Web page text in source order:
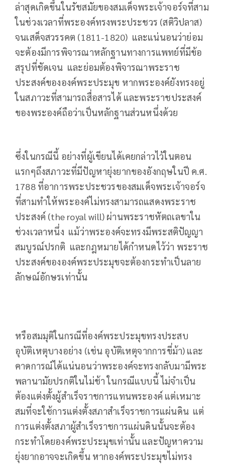
ล่าสุดเกิดขึ้นในรัชสมัยของสมเด็จพระเจ้าจอร์จที่สาม
ในช่วงเวลาที่พระองค์ทรงพระประชวร (สติวิปลาส)
จนเสด็จสวรรคต (1811-1820) และแน่นอนว่าย่อม
จะต้องมีการพิจารณาหลักฐานทางการแพทย์ที่มีข้อ
สรุปที่ชัดเจน และย่อมต้องพิจารณาพระราช
ประสงค์ขององค์พระประมุข หากพระองค์ยังทรงอยู่
ในสภาวะที่สามารถสื่อสารได้ และพระราชประสงค์
ของพระองค์ถือว่าเป็นหลักฐานส่วนหนึ่งด้วย
ซึ่งในกรณีนี้ อย่างที่ผู้เขียนได้เคยกล่าวไว้ในตอน
แรกๆถึงสภาวะที่มีปัญหายุ่งยากของอังกฤษในปี ค.ศ.
1788 ที่อาการพระประชวรของสมเด็จพระเจ้าจอร์จ
ที่สามทำให้พระองค์ไม่ทรงสามารถแสดงพระราช
ประสงค์ (the royal will) ผ่านพระราชหัตถเลขาใน
ช่วงเวลาหนึ่ง แม้ว่าพระองค์จะทรงมีพระสติปัญญา
สมบูรณ์ปรกติ และกฎหมายได้กำหนดไว้ว่า พระราช
ประสงค์ขององค์พระประมุขจะต้องกระทำเป็นลาย
ลักษณ์อักษรเท่านั้น
หรือสมมุติในกรณีที่องค์พระประมุขทรงประสบ
อุบัติเหตุบางอย่าง (เช่น อุบัติเหตุจากการขี่ม้า) และ
คาดการณ์ได้แน่นอนว่าพระองค์จะทรงกลับมามีพระ
พลานามัยปรกติในไม่ช้า ในกรณีแบบนี้ ไม่จำเป็น
ต้องแต่งตั้งผู้สำเร็จราชการแทนพระองค์ แต่เหมาะ
สมที่จะใช้การแต่งตั้งสภาสำเร็จราชการแผ่นดิน แต่
การแต่งตั้งสภาผู้สำเร็จราชการแผ่นดินนั้นจะต้อง
กระทำโดยองค์พระประมุขเท่านั้น และปัญหาความ
ยุ่งยากอาจจะเกิดขึ้น หากองค์พระประมุขไม่ทรง